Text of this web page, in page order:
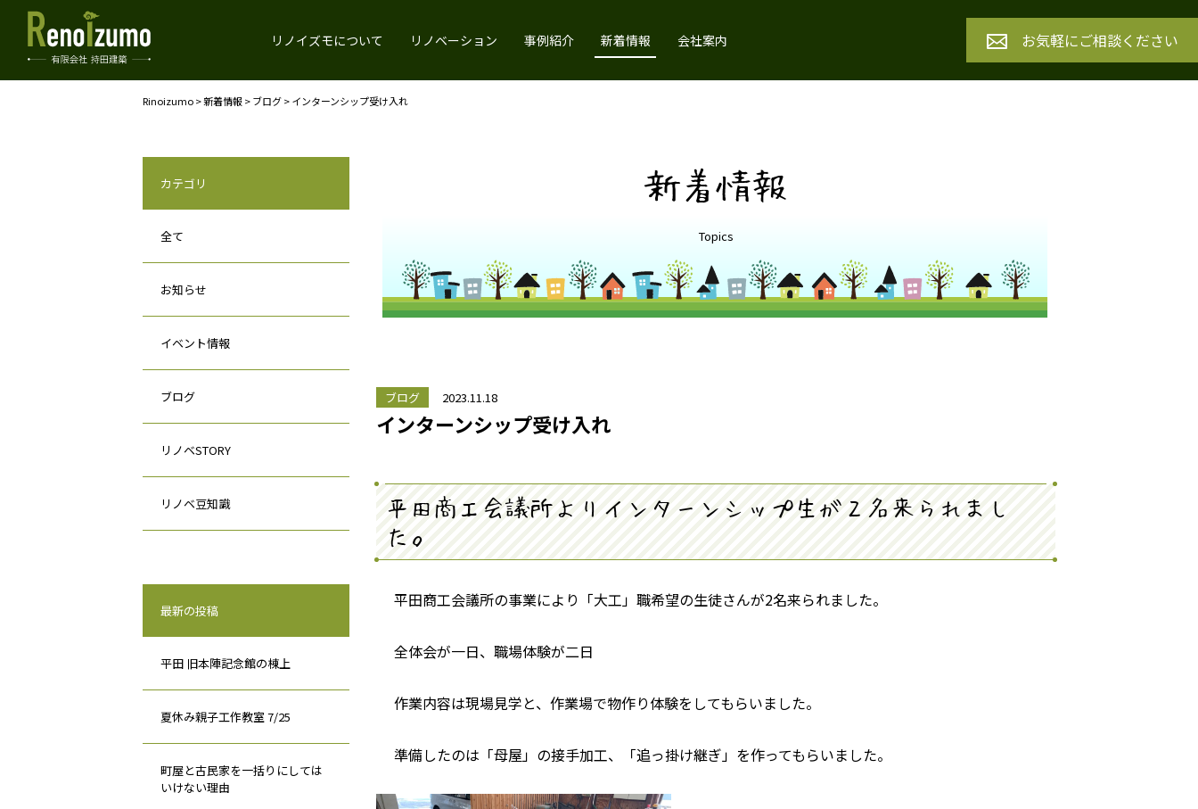
リノイズモについて リノベーション 事例紹介 新着情報 会社案内 お気軽にご相談ください
Rinoizumo>新着情報>ブログ>インターンシップ受け入れ
新着情報
Topics
ブログ 2023.11.18
インターンシップ受け入れ
平田商工会議所よりインターンシップ生が２名来られまし
た。
平田商工会議所の事業により「大工」職希望の生徒さんが2名来られました。
全体会が一日、職場体験が二日
作業内容は現場見学と、作業場で物作り体験をしてもらいました。
準備したのは「母屋」の接手加工、「追っ掛け継ぎ」を作ってもらいました。
カテゴリ
全て
お知らせ
イベント情報
ブログ
リノベSTORY
リノベ豆知識
最新の投稿
平田 旧本陣記念館の棟上
夏休み親子工作教室 7/25
町屋と古民家を一括りにしては
いけない理由